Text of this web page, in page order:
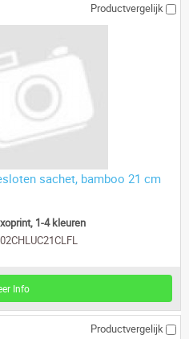
Productvergelijk
sachet, bamboo 21 cm
1-4 kleuren
Info
Productvergelijk